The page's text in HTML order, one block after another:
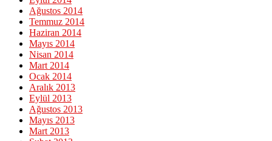
Ağustos 2014
Temmuz 2014
Haziran 2014
Mayıs 2014
Nisan 2014
Mart 2014
Ocak 2014
Aralık 2013
Eylül 2013
Ağustos 2013
Mayıs 2013
Mart 2013